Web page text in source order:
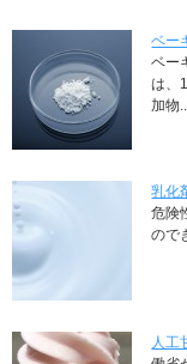
ベー
ベー
は、
加物...
乳化
危険
ので
人工